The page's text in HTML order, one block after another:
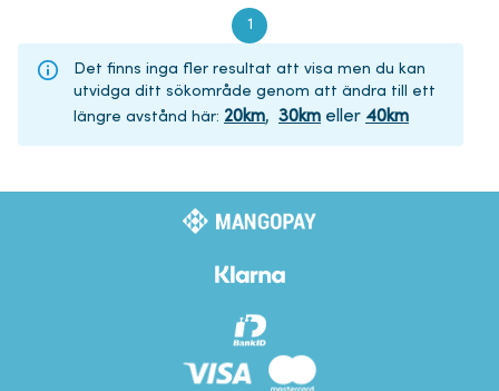
1
Det finns inga fler resultat att visa men du kan
utvidga ditt sökområde genom att ändra till ett
längre avstånd här: 20km, 30km eller 40km